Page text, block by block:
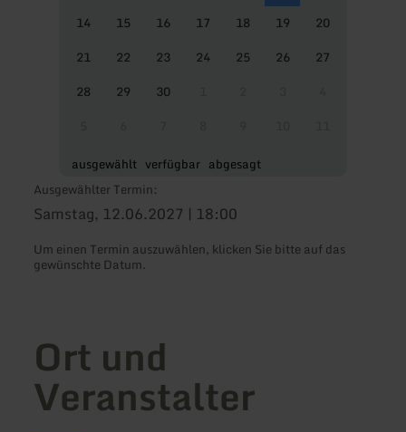
14
15 16 17 18 19
20
21
22 23 24 25 26
27
28
29 30
ausgewählt verfügbar abgesagt
Ausgewählter Termin:
Samstag, 12.06.2027 | 18:00
Um einen Termin auszuwählen, klicken Sie bitte auf das
gewünschte Datum.
Ort und
Veranstalter